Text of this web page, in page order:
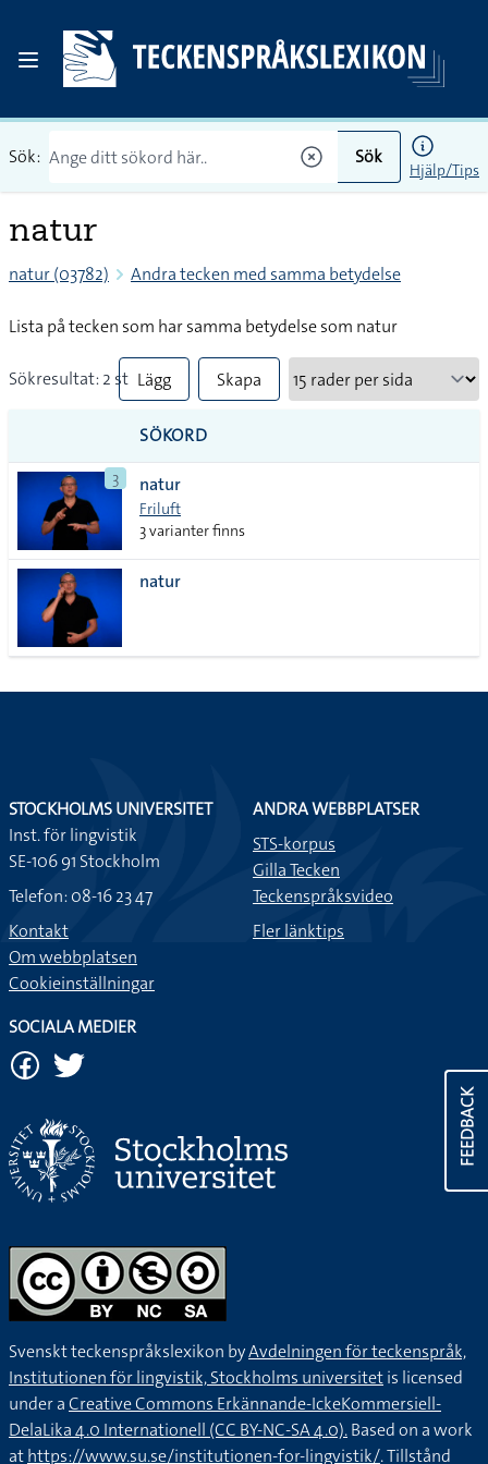
Sök: Sök
Hjälp/Tips
natur
natur (03782) Andra tecken med samma betydelse
Lista på tecken som har samma betydelse som natur
Sökresultat: 2 st Lägg
till
alla i
lista
Skapa
SÖKORD
3 natur
Friluft
3 varianter finns
natur
FEEDBACK
STOCKHOLMS UNIVERSITET
Inst. för lingvistik
SE-106 91 Stockholm
Telefon: 08-16 23 47
Kontakt
Om webbplatsen
Cookieinställningar
ANDRA WEBBPLATSER
STS-korpus
Gilla Tecken
Teckenspråksvideo
Fler länktips
SOCIALA MEDIER
Svenskt teckenspråkslexikon byAvdelningen för teckenspråk,
Institutionen för lingvistik, Stockholms universitetis licensed
under aCreative Commons Erkännande-IckeKommersiell-
DelaLika 4.0 Internationell (CC BY-NC-SA 4.0).Based on a work
athttps://www.su.se/institutionen-for-lingvistik/. Tillstånd